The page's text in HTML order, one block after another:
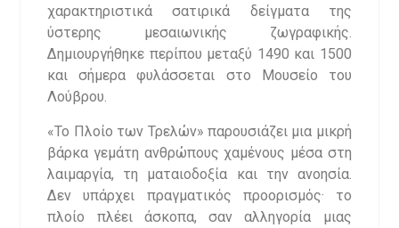
χαρακτηριστικά σατιρικά δείγματα της
ύστερης μεσαιωνικής ζωγραφικής.
Δημιουργήθηκε περίπου μεταξύ 1490 και 1500
και σήμερα φυλάσσεται στο Μουσείο του
Λούβρου.
«Το Πλοίο των Τρελών» παρουσιάζει μια μικρή
βάρκα γεμάτη ανθρώπους χαμένους μέσα στη
λαιμαργία, τη ματαιοδοξία και την ανοησία.
Δεν υπάρχει πραγματικός προορισμός· το
πλοίο πλέει άσκοπα, σαν αλληγορία μιας